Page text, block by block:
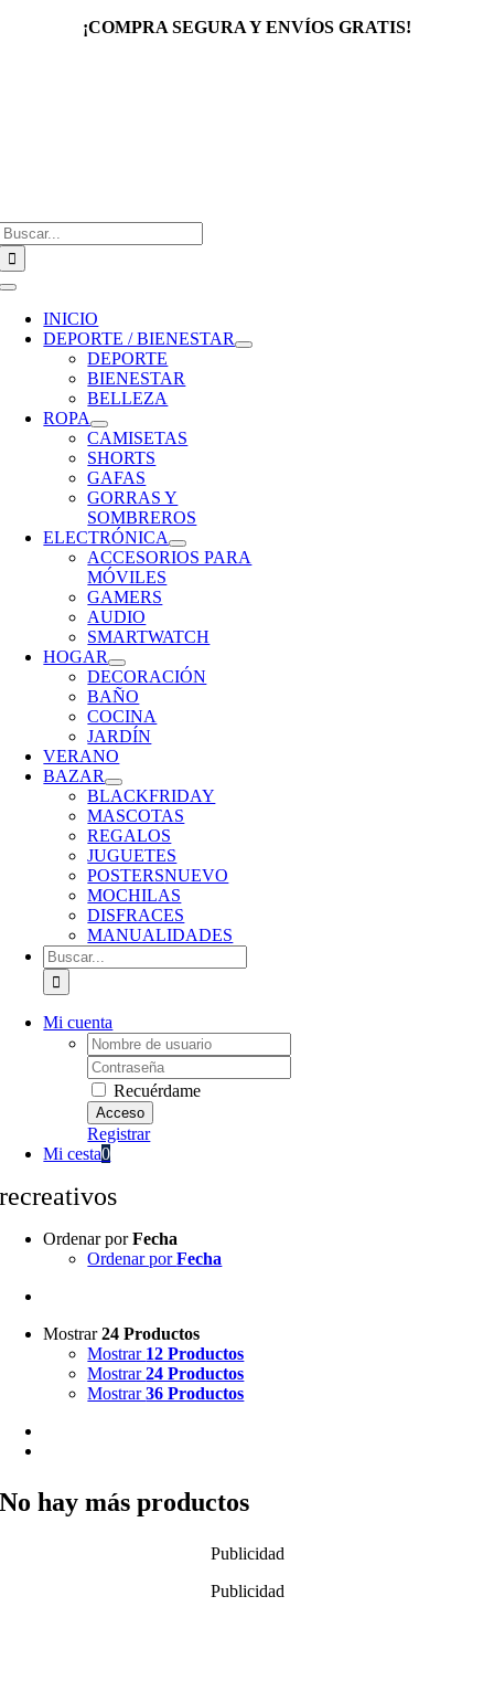
¡COMPRA SEGURA Y ENVÍOS GRATIS!
Toggle
Navigation
INICIO
DEPORTE / BIENESTAR
DEPORTE
BIENESTAR
BELLEZA
ROPA
CAMISETAS
SHORTS
GAFAS
GORRAS Y
SOMBREROS
ELECTRÓNICA
ACCESORIOS PARA
MÓVILES
GAMERS
AUDIO
SMARTWATCH
HOGAR
DECORACIÓN
BAÑO
COCINA
JARDÍN
VERANO
BAZAR
BLACKFRIDAY
MASCOTAS
REGALOS
JUGUETES
POSTERSNUEVO
MOCHILAS
DISFRACES
MANUALIDADES
Buscar:
Mi cuenta
Username:
Password:
Recuérdame
Registrar
Mi cesta0
recreativos
Ordenar porFecha
Ordenar porFecha
Mostrar24 Productos
Mostrar 12 Productos
Mostrar24 Productos
Mostrar36 Productos
No hay más productos
Publicidad
Publicidad